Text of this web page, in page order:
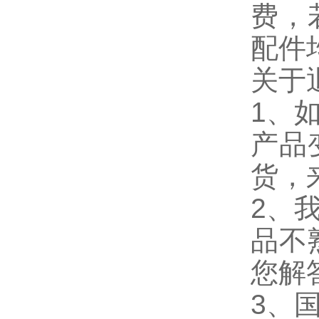
费，
配件
关于
1、
产品
货，
2、
品不
您解
3、